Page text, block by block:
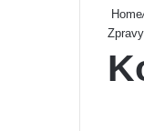
Home
Zpravy